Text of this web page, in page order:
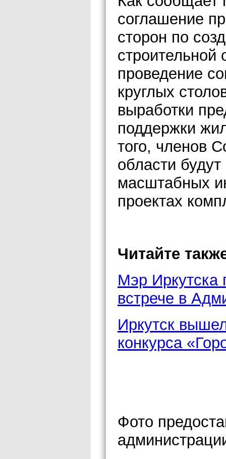
соглашение
сторон по
строительной
проведение
круглых
выработки
поддержки
того, членов
области
масштабных
проектах
Читайте
Мэр Иркутска
встрече в
Иркутск
конкурса
Фото